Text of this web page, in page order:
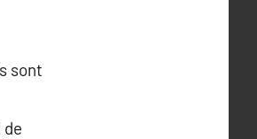
sont